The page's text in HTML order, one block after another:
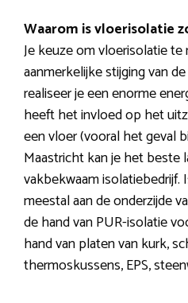
Waarom is vloerisolatie
Je keuze om vloerisolatie
aanmerkelijke stijging van
realiseer je een enorme
heeft het invloed op het
een vloer (vooral het geval
Maastricht kan je het beste
vakbekwaam
meestal aan de onderzijde
de hand van PUR-isolatie
hand van platen van kurk,
thermoskussens, EPS,